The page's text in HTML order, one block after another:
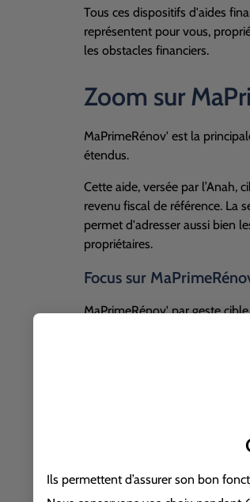
Tous ces dispositifs d'aides
représentent pour vous,
les obstacles financiers.
Zoom sur
MaPrimeRénov' est la
étendus.
Cette aide, versée par
revenu fiscal de référence. La
permet d'adresser aussi bien
propriétaires.
Focus sur
MaPrimeRénov' par geste
logement rénové. Seuls des
système de chauffage
incitant notamment au
appareils fonctionnant aux
MaPrimeRénov'
MaPrimeRénov' Parcours
classes énergétiques au
globale, couvrant une part
Ils permettent d’assurer son bon